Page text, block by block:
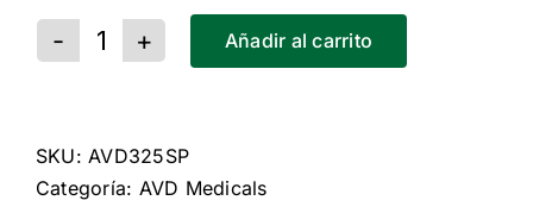
€ 22,50.€ 18,50.
Alka
cantidad
Añadir al carrito
SKU:AVD325SP
Categoría: AVD Medicals